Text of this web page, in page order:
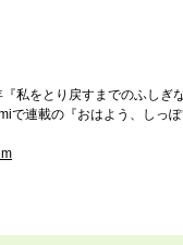
私をとり戻すまでのふしぎ
で連載の『おはよう、しっ